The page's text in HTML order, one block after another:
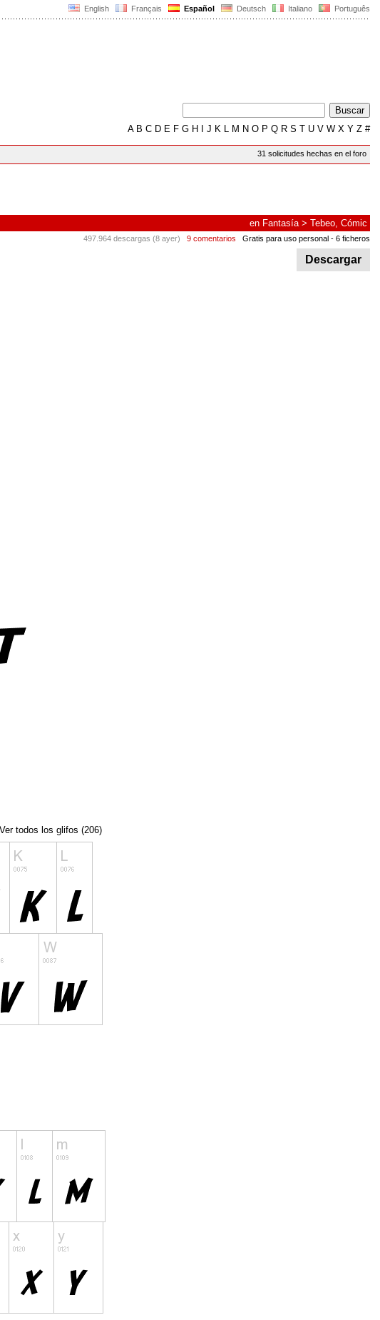
English Français Español Deutsch Italiano Português
AB C D E F G H J K L M N O P Q R S T U V W X Y Z #
31 solicitudes hechas en el foro
en Fantasía> Tebeo, Cómic
497.964 descargas (8 ayer) 9 comentarios Gratis para uso personal - 6 ficheros
Descargar
Ver todos los glifos (206)